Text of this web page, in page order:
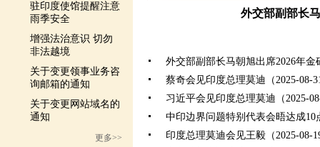
驻印度使馆提醒注意
雨季安全
增强法治意识 切勿
非法越境
关于变更领事业务咨
询邮箱的通知
关于变更网站域名的
通知
更多>>
外交部副部长
外交部副部长马朝旭出席2026年
蔡奇会见印度总理莫迪（2025-08-
习近平会见印度总理莫迪（2025-
中印边界问题特别代表会晤达成10
印度总理莫迪会见王毅（2025-08-